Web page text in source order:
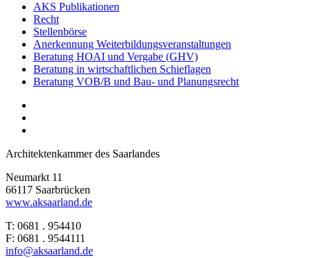
AKS Publikationen
Recht
Stellenbörse
Anerkennung Weiterbildungsveranstaltungen
Beratung HOAI und Vergabe (GHV)
Beratung in wirtschaftlichen Schieflagen
Beratung VOB/B und Bau- und Planungsrecht
Architektenkammer des Saarlandes
Neumarkt 11
66117 Saarbrücken
www.aksaarland.de
T: 0681 . 954410
F: 0681 . 9544111
info@aksaarland.de